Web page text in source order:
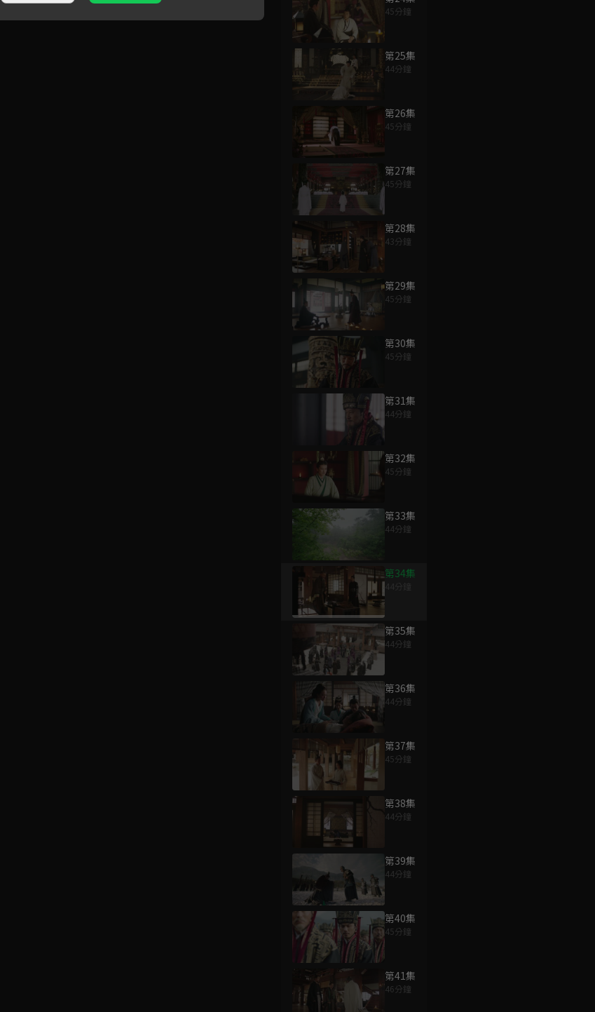
45分鐘
第25集
44分鐘
第26集
45分鐘
第27集
45分鐘
第28集
43分鐘
第29集
45分鐘
第30集
45分鐘
第31集
44分鐘
第32集
45分鐘
第33集
44分鐘
第34集
第35集
44分鐘
第36集
44分鐘
第37集
45分鐘
第38集
44分鐘
第39集
44分鐘
第40集
45分鐘
第41集
46分鐘